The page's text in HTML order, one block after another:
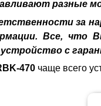
разные
за
Все,
с
470 чаще всего